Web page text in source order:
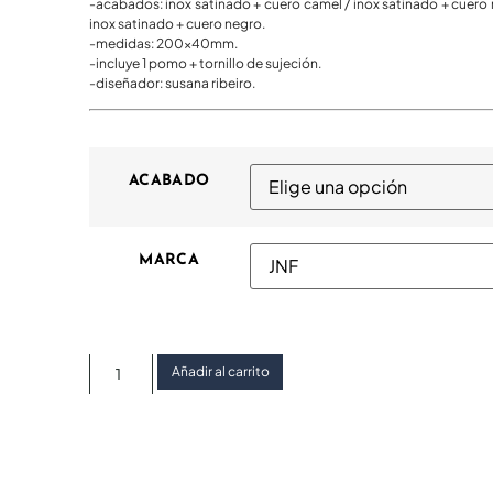
-acabados: inox satinado + cuero camel / inox satinado + cuero
inox satinado + cuero negro.
-medidas: 200x40mm.
-incluye 1 pomo + tornillo de sujeción.
-diseñador: susana ribeiro.
ACABADO
MARCA
Añadir al carrito